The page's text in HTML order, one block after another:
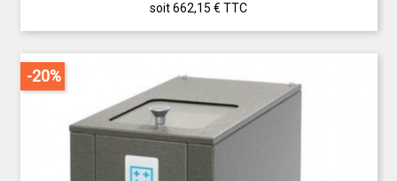
soit 662,15 € TTC
-20%